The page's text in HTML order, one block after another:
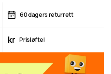
60 dagers returrett
kr Prisløfte!